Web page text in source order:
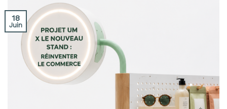
18
Juin